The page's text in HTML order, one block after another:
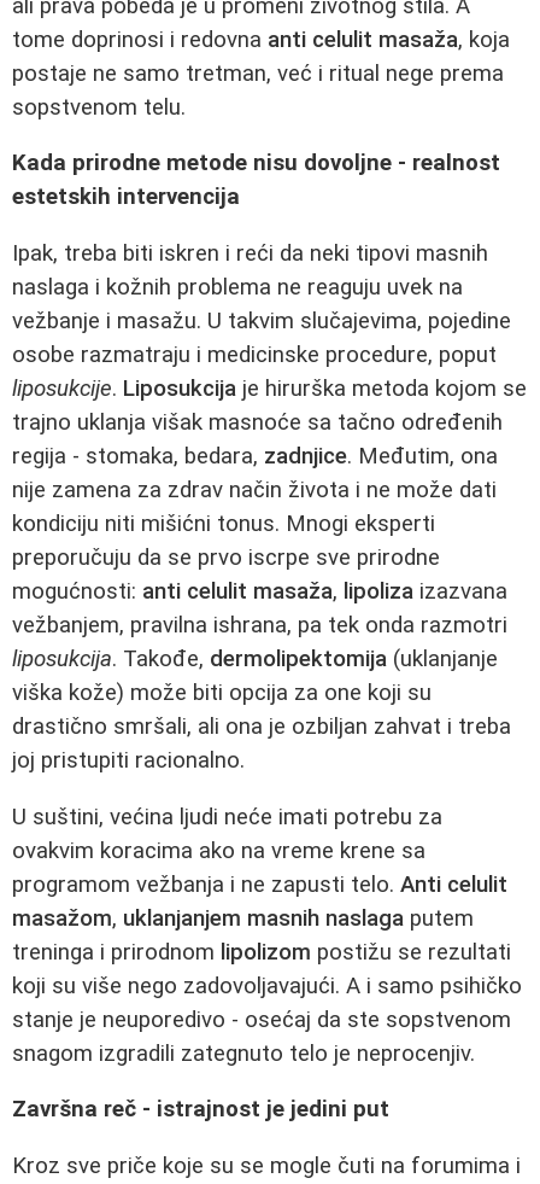
ali prava pobeda je u promeni životnog stila. A
tome doprinosi i redovna anti celulit masaža, koja
postaje ne samo tretman, već i ritual nege prema
sopstvenom telu.
Kada prirodne metode nisu dovoljne - realnost
estetskih intervencija
Ipak, treba biti iskren i reći da neki tipovi masnih
naslaga i kožnih problema ne reaguju uvek na
vežbanje i masažu. U takvim slučajevima, pojedine
osobe razmatraju i medicinske procedure, poput
liposukcije. Liposukcija je hirurška metoda kojom se
trajno uklanja višak masnoće sa tačno određenih
regija - stomaka, bedara, zadnjice. Međutim, ona
nije zamena za zdrav način života i ne može dati
kondiciju niti mišićni tonus. Mnogi eksperti
preporučuju da se prvo iscrpe sve prirodne
mogućnosti: anti celulit masaža, lipoliza izazvana
vežbanjem, pravilna ishrana, pa tek onda razmotri
liposukcija. Takođe, dermolipektomija (uklanjanje
viška kože) može biti opcija za one koji su
drastično smršali, ali ona je ozbiljan zahvat i treba
joj pristupiti racionalno.
U suštini, većina ljudi neće imati potrebu za
ovakvim koracima ako na vreme krene sa
programom vežbanja i ne zapusti telo. Anti celulit
masažom, uklanjanjem masnih naslaga putem
treninga i prirodnom lipolizom postižu se rezultati
koji su više nego zadovoljavajući. A i samo psihičko
stanje je neuporedivo - osećaj da ste sopstvenom
snagom izgradili zategnuto telo je neprocenjiv.
Završna reč - istrajnost je jedini put
Kroz sve priče koje su se mogle čuti na forumima i